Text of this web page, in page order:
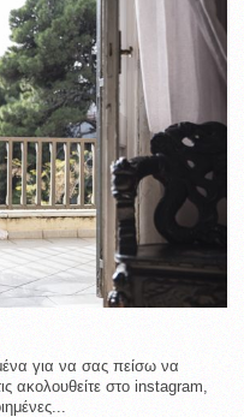
για να σας πείσω να
ακολουθείτε στο instagram,